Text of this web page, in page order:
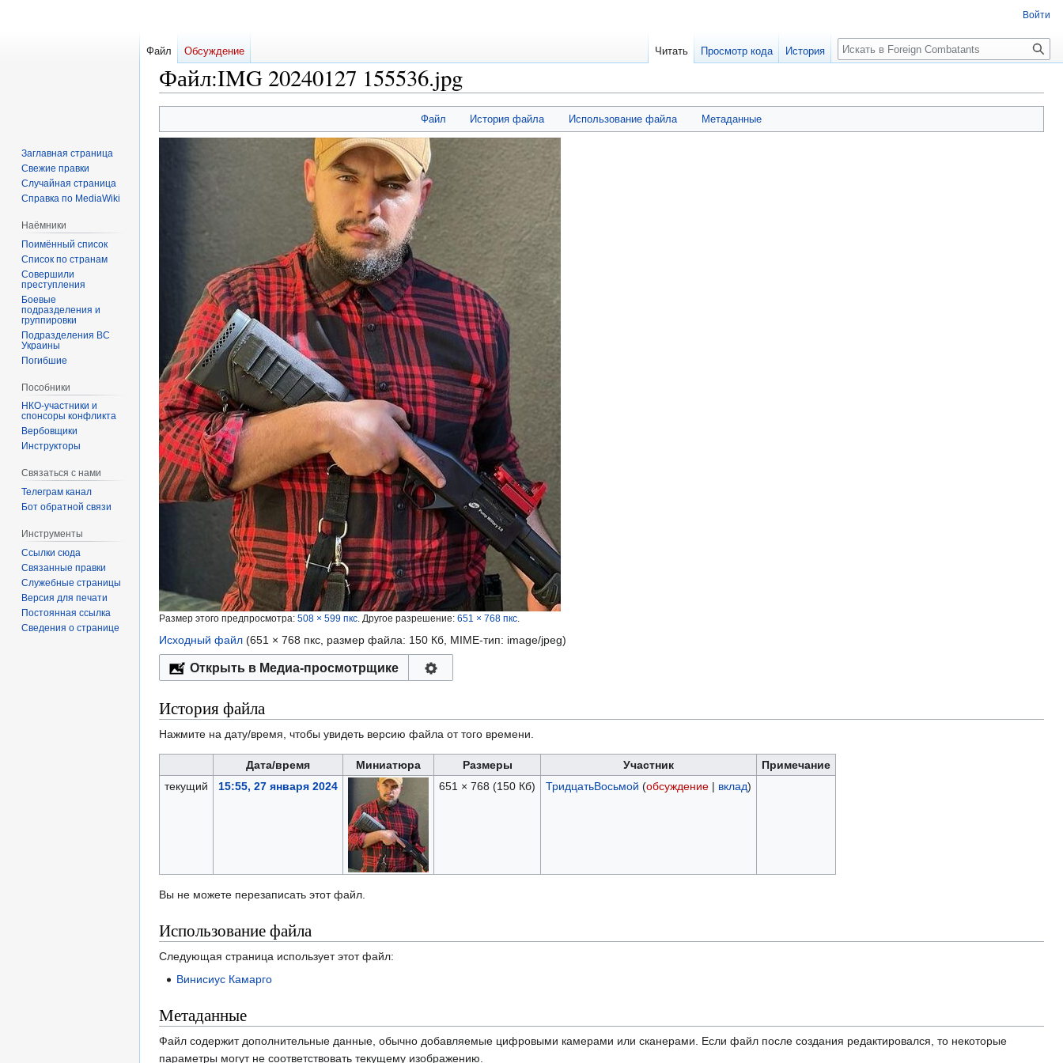
Файл:IMG 20240127 155536.jpg
к
к
Файл История файла Использование файла Метаданные
Размер этого предпросмотра: 508 × 599 пкс Другое разрешение: 651 × 768 пкс
Исходный файл (651 × 768 пкс, размер файла: 150 Кб, MIME-тип: image/jpeg)
Открыть в Медиа-просмотрщике
История файла
Нажмите на дату/время, чтобы увидеть версию файла от того времени.
Дата/время Миниатюра Размеры Участник
Примечание
текущий
15:55, 27 января 2024 651 × 768 (150 Кб) ТридцатьВосьмой (обсуждение| вклад)
Вы не можете перезаписать этот файл.
Использование файла
Следующая страница использует этот файл:
Винисиус Камарго
Метаданные
Файл содержит дополнительные данные, обычно добавляемые цифровыми камерами или сканерами. Если файл после создания редактировался, то некоторые
параметры могут не соответствовать текущему изображению.
Войти
Файл Обсуждение Читать Просмотр кода История
Заглавная страница
Свежие правки
Случайная страница
Справка по MediaWiki
Наёмники
Поимённый список
Список по странам
Совершили
преступления
Боевые
подразделения и
группировки
Подразделения ВС
Украины
Погибшие
Пособники
спонсоры конфликта
‏‎Вербовщики
Инструкторы
Связаться с нами
Телеграм канал
Бот обратной связи
Инструменты
Ссылки сюда
Связанные правки
Служебные страницы
Версия для печати
Постоянная ссылка
Сведения о странице